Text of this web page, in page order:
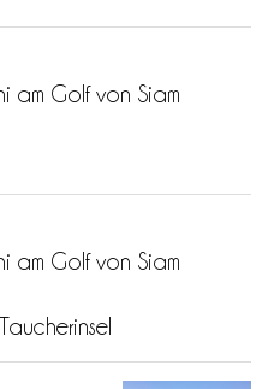
am Golf von Siam
am Golf von Siam